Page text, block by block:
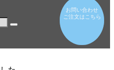
お問い合わせ
ご注文はこちら
お問い合わせ
ご注文はこちら